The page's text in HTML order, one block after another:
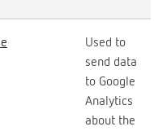
Used to
send data
to Google
Analytics
about the